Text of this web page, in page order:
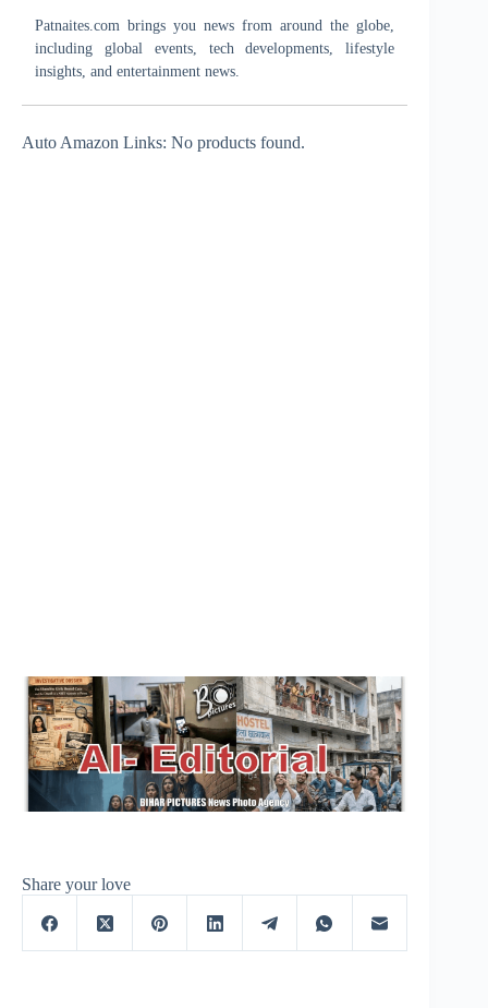
Patnaites.com brings you news from around the globe,
including global events, tech developments, lifestyle
insights, and entertainment news.
Auto Amazon Links: No products found.
Share your love